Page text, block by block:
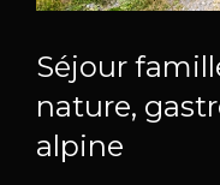
Séjour
nature,
alpine